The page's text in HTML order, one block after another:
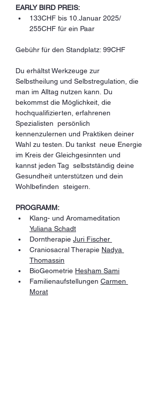
EARLY BIRD PREIS:
133CHF bis 10.Januar 2025/
255CHF für ein Paar
Gebühr für den Standplatz: 99CHF
Du erhältst Werkzeuge zur
Selbstheilung und Selbstregulation, die
man im Alltag nutzen kann. Du
bekommst die Möglichkeit, die
hochqualifizierten, erfahrenen
Spezialisten  persönlich
kennenzulernen und Praktiken deiner
Wahl zu testen. Du tankst  neue Energie
im Kreis der Gleichgesinnten und
kannst jeden Tag  selbstständig deine
Gesundheit unterstützen und dein
Wohlbefinden  steigern.
PROGRAMM:
Klang- und Aromameditation
Yuliana Schadt
Dorntherapie Juri Fischer
Craniosacral Therapie Nadya
Thomassin
BioGeometrie Hesham Sami
Familienaufstellungen Carmen
Morat